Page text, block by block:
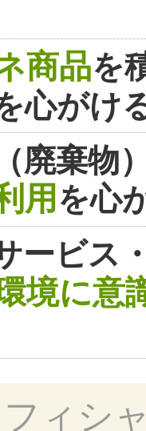
商品を
心がけ
廃棄物
用を心
ービス
境に意
ィシ